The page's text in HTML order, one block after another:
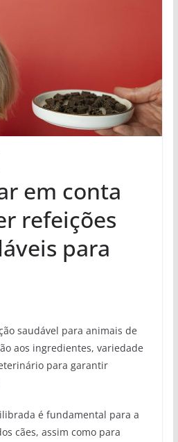
em conta
refeições
para
saudável para animais de
aos ingredientes, variedade
para garantir
é fundamental para a
cães, assim como para